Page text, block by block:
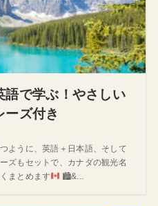
語で学ぶ！やさしい
ーズ付き
ように、英語＋日本語、そして
ズもセットで、カナダの観光名
まとめます
🏙&...